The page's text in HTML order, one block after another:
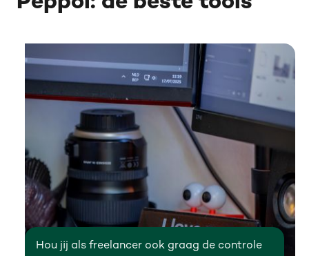
Hou jij als freelancer ook graag de controle